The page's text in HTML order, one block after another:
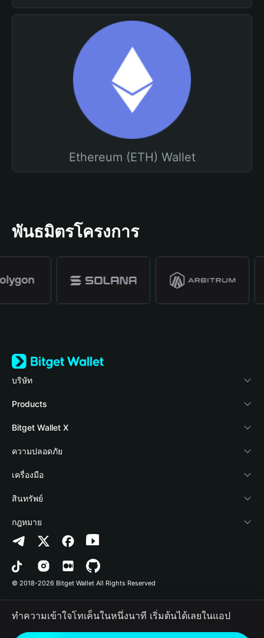
Ethereum (ETH) Wallet
พันธมิตรโครงการ
บริษัท
เกี่ยวกับ Bitget Wallet
Blog
Academy
ข่าวสารด้านคริปโต
ศูนย์ช่วยเหลือ
ติดต่อเรา
ทรัพยากรข้อมูลของแบรนด์
อาชีพ
Products
Crypto Card
Stablecoin Earn
Payfi Crypto
Crypto Swap API
Altcoin Season Index
Prediction Markets
DApp
RWA
Bitget Wallet X
นักพัฒนา
เชื่อมต่อ Wallet
Bitget Wallet Pay
ลิสต์โปรเจกต์
ความปลอดภัย
Protection Fund
เทคโนโลยีความปลอดภัย
เครื่องมือ
ซื้อคริปโต
การตรวจจับการอนุญาต
การตรวจจับสัญญา
การโอนเป็นชุด
สินทรัพย์
Arbitrum
Avalanche
Bitcoin
Polygon
กฎหมาย
นโยบายความเป็นส่วนตัว
ข้อตกลงในการใช้บริการ
© 2018-2026 Bitget Wallet All Rights Reserved
ทำความเข้าใจโทเค็นในหนึ่งนาที เริ่มต้นได้เลยในแอป